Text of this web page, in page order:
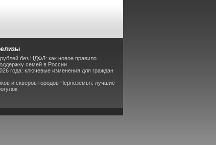
без НДФЛ: как новое правило
семей в России
года: ключевые изменения для граждан
и скверов городов Черноземья: лучшие